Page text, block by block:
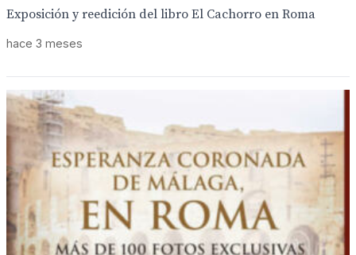
Exposición y reedición del libro El Cachorro en Roma
hace 3 meses